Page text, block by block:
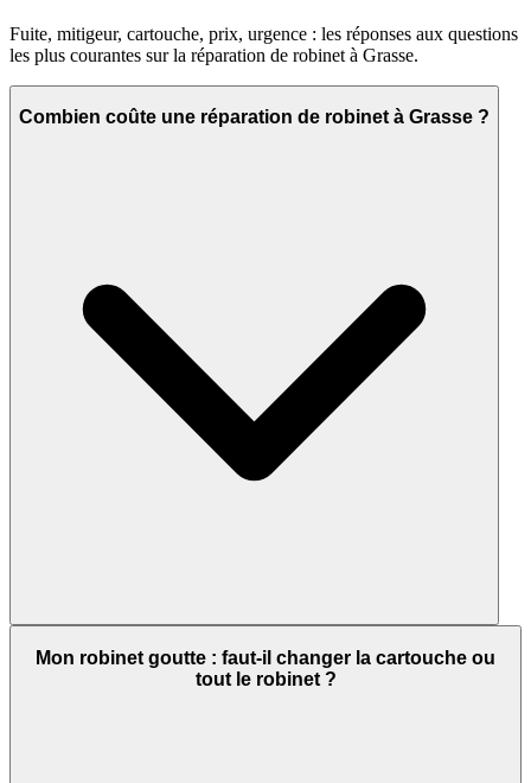
Fuite, mitigeur, cartouche, prix, urgence : les réponses aux questions
les plus courantes sur la réparation de robinet à Grasse.
Combien coûte une réparation de robinet à Grasse ?
Mon robinet goutte : faut-il changer la cartouche ou
tout le robinet ?